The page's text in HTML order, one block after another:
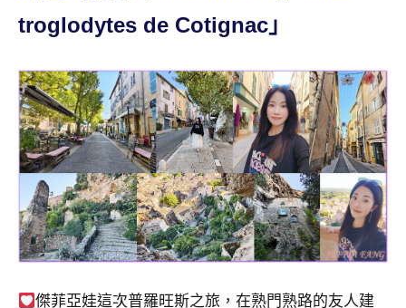
班
外
景
節
目
主
持、
吳
哥
窟
國
troglodytes de Cotignac」
傑菲亞娃這次普羅旺斯之旅，在熟門熟路的友人建